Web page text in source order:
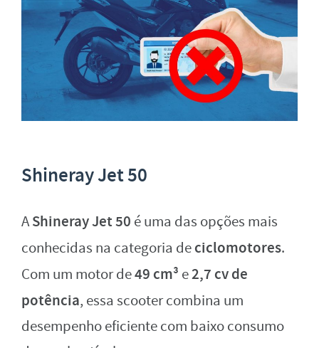
Shineray Jet 50
AShineray Jet 50 é uma das opções mais
conhecidas na categoria deciclomotores.
Com um motor de49 cm³ e2,7 cv de
potência, essa scooter combina um
desempenho eficiente com baixo consumo